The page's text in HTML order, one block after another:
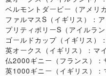
ベルモントダービー（アメリ
ファルマスS（イギリス）：
プリティポリーS（アイルラ
ゴールドカップ（イギリス）
英オークス（イギリス）：マ
仏2000ギニー（フランス）：
英1000ギニー（イギリス）：